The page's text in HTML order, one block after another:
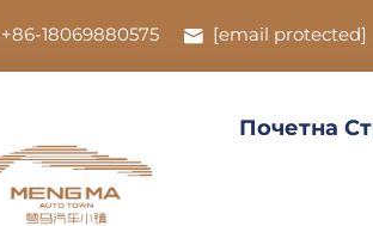
+86-18069880575 [email protected]
Почетна